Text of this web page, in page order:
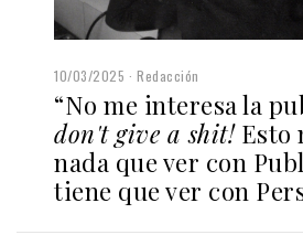
10/03/2025 Redacción
“No me interesa la
don't give a shit!Esto
nada que ver con
tiene que ver con